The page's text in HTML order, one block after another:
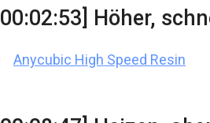
[00:02:53] Höher,
Anycubic High Speed Resin